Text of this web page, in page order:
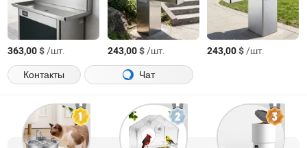
363,00$/шт. 243,00$/шт. 243,00$/шт.
Контакты
Чат